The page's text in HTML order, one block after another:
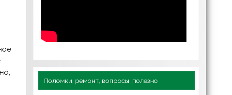
Поломки, ремонт, вопросы, полезно